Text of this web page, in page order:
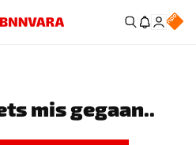
mis gegaan..